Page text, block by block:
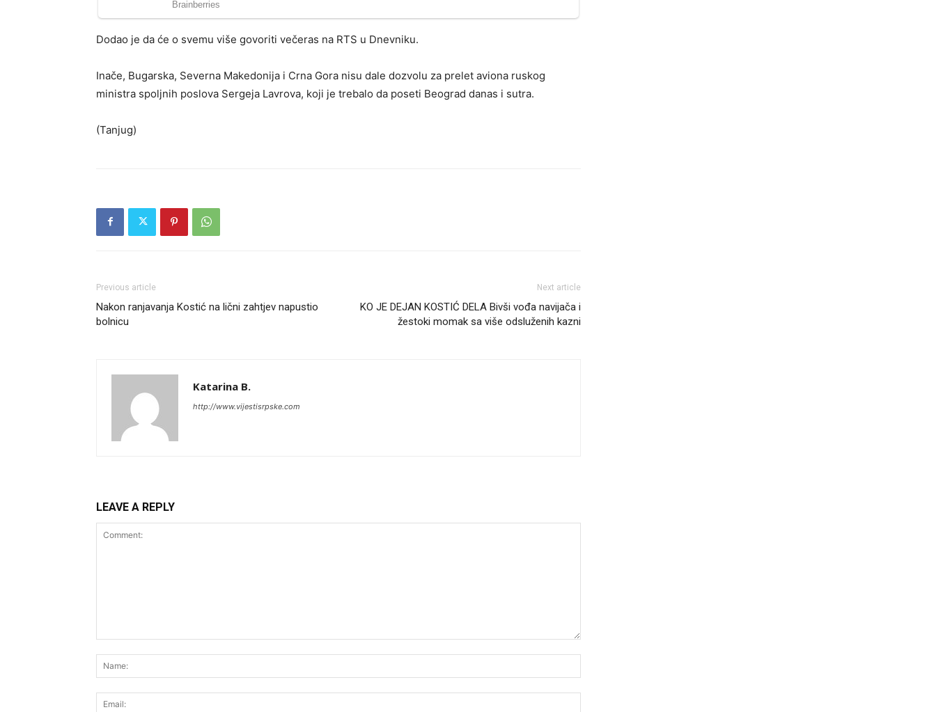
Dodao je da će o svemu više govoriti večeras na RTS u Dnevniku.
Inače, Bugarska, Severna Makedonija i Crna Gora nisu dale dozvolu za prelet aviona ruskog
ministra spoljnih poslova Sergeja Lavrova, koji je trebalo da poseti Beograd danas i sutra.
(Tanjug)
Previous article
Nakon ranjavanja Kostić na lični zahtjev napustio
bolnicu
Next article
KO JE DEJAN KOSTIĆ DELA Bivši vođa navijača i
žestoki momak sa više odsluženih kazni
Katarina B.
http://www.vijestisrpske.com
LEAVE A REPLY